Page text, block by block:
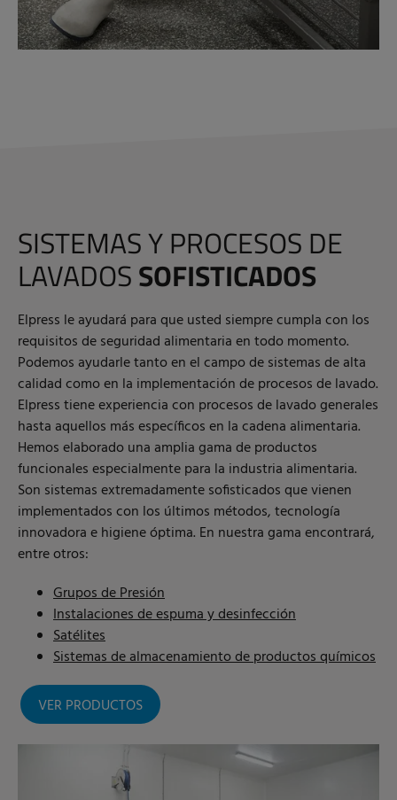
SISTEMAS Y PROCESOS DE
LAVADOSSOFISTICADOS
Elpress le ayudará para que usted siempre cumpla con los
requisitos de seguridad alimentaria en todo momento.
Podemos ayudarle tanto en el campo de sistemas de alta
calidad como en la implementación de procesos de lavado.
Elpress tiene experiencia con procesos de lavado generales
hasta aquellos más específicos en la cadena alimentaria.
Hemos elaborado una amplia gama de productos
funcionales especialmente para la industria alimentaria.
Son sistemas extremadamente sofisticados que vienen
implementados con los últimos métodos, tecnología
innovadora e higiene óptima. En nuestra gama encontrará,
entre otros:
Grupos de Presión
Instalaciones de espuma y desinfección
Satélites
Sistemas de almacenamiento de productos químicos
VER PRODUCTOS